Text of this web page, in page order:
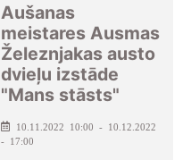
Aušanas
meistares Ausmas
Železnjakas austo
dvieļu izstāde
"Mans stāsts"
10.11.2022 10:00 - 10.12.2022
- 17:00